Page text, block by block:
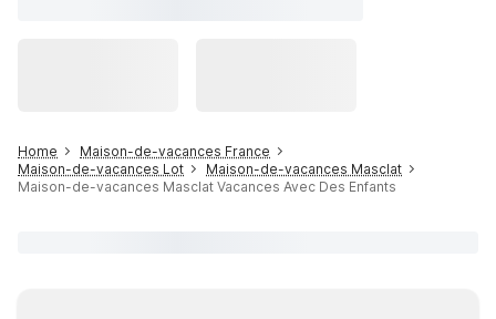
Home
Maison-de-vacances France
Maison-de-vacances Lot
Maison-de-vacances Masclat
Maison-de-vacances Masclat Vacances Avec Des Enfants